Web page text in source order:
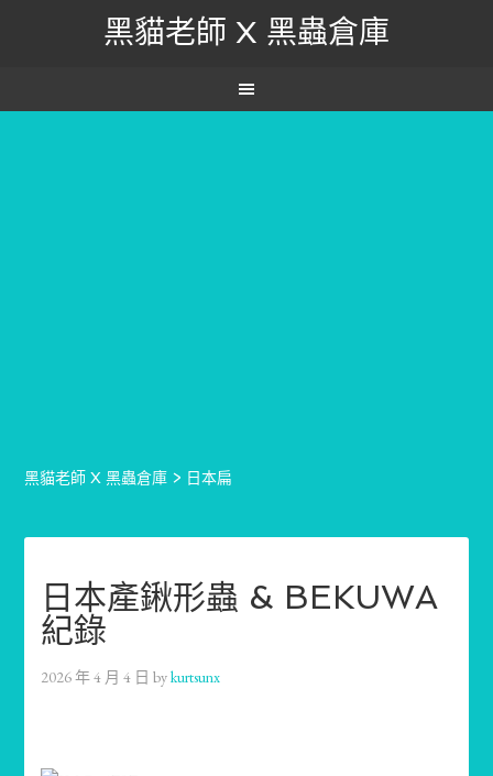
黑貓老師 X 黑蟲倉庫
黑貓老師 X 黑蟲倉庫 > 日本扁
日本產鍬形蟲 & BEKUWA
紀錄
2026 年 4 月 4 日 bykurtsunx